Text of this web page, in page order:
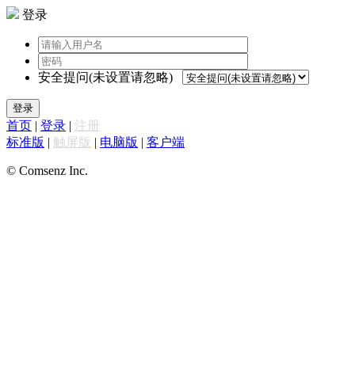
登录
安全提问(未设置请忽略)
登录
首页 | 登录 | 注册
标准版 | 触屏版 | 电脑版 | 客户端
© Comsenz Inc.